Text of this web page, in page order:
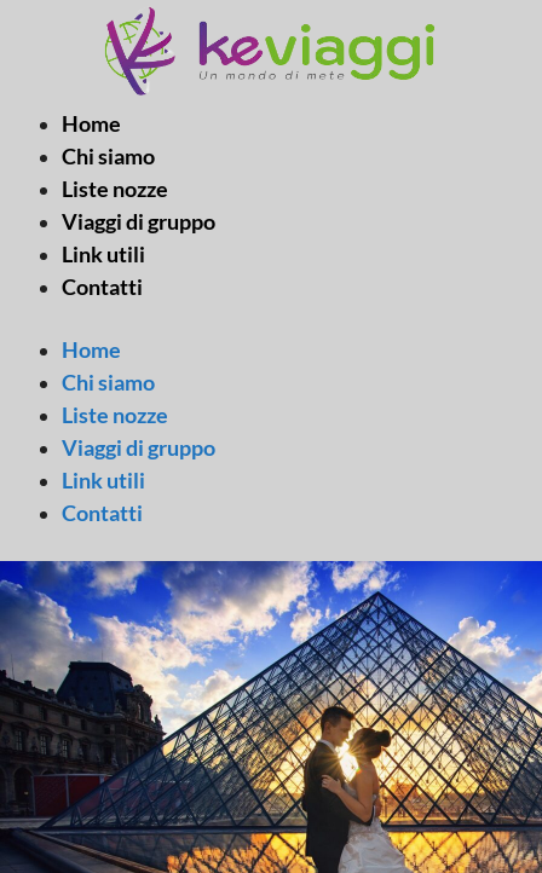
Home
Chi siamo
Liste nozze
Viaggi di gruppo
Link utili
Contatti
Home
Chi siamo
Liste nozze
Viaggi di gruppo
Link utili
Contatti